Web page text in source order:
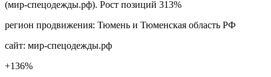
(мир-спецодежды.рф). Рост позиций 313%
регион продвижения: Тюмень и Тюменская область РФ
сайт: мир-спецодежды.рф
+136%